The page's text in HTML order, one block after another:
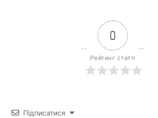
0
Рейтинг статті
Підписатися